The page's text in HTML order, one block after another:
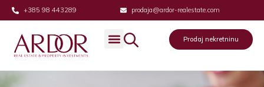
+385 98 443289 prodaja@ardor-realestate.com
Prodaj nekretninu